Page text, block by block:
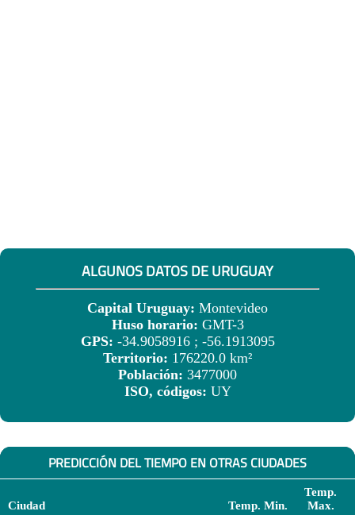
ALGUNOS DATOS DE URUGUAY
Capital Uruguay: Montevideo
Huso horario: GMT-3
GPS: -34.9058916 ; -56.1913095
Territorio: 176220.0 km²
Población: 3477000
ISO, códigos: UY
PREDICCIÓN DEL TIEMPO EN OTRAS CIUDADES
Ciudad Temp. Min.
Temp.
Max.